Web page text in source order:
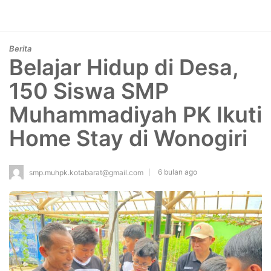
Berita
Belajar Hidup di Desa,
150 Siswa SMP
Muhammadiyah PK Ikuti
Home Stay di Wonogiri
smp.muhpk.kotabarat@gmail.com 6 bulan ago